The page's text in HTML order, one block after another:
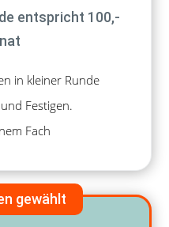
entspricht 100,-
in kleiner Runde
Festigen.
Fach
gewählt